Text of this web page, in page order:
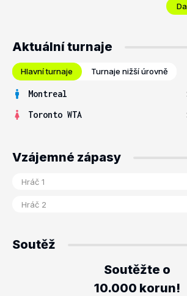
Aktuální turnaje
Hlavní turnaje Turnaje nižší úrovně
Montreal
Toronto WTA
Vzájemné zápasy
Soutěž
Soutěžte o
10.000 korun!